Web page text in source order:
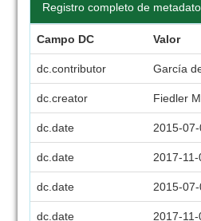
Registro completo de
Campo DC Valor
dc.contributor García
dc.creator Fiedler
dc.date 2015-
dc.date 2017-
dc.date 2015-
dc.date 2017-